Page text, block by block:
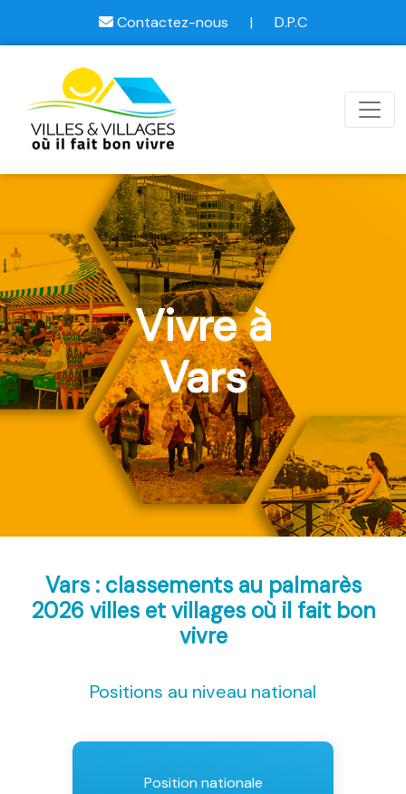
Contactez-nous | D.P.C
Vivre à
Vars
Vars : classements au palmarès
2026 villes et villages où il fait bon
vivre
Positions au niveau national
Position nationale